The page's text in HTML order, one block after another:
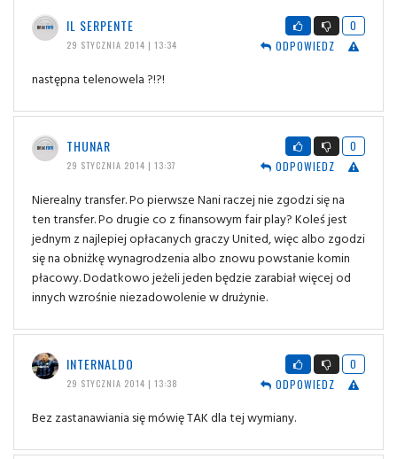
IL SERPENTE
29 STYCZNIA 2014 | 13:34
0
ODPOWIEDZ
następna telenowela ?!?!
THUNAR
29 STYCZNIA 2014 | 13:37
0
ODPOWIEDZ
Nierealny transfer. Po pierwsze Nani raczej nie zgodzi się na
ten transfer. Po drugie co z finansowym fair play? Koleś jest
jednym z najlepiej opłacanych graczy United, więc albo zgodzi
się na obniżkę wynagrodzenia albo znowu powstanie komin
płacowy. Dodatkowo jeżeli jeden będzie zarabiał więcej od
innych wzrośnie niezadowolenie w drużynie.
INTERNALDO
29 STYCZNIA 2014 | 13:38
0
ODPOWIEDZ
Bez zastanawiania się mówię TAK dla tej wymiany.